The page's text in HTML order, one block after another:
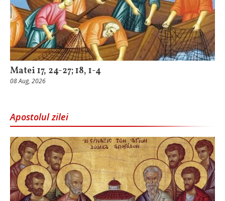
Matei 17, 24-27; 18, 1-4
08 Aug, 2026
Apostolul zilei